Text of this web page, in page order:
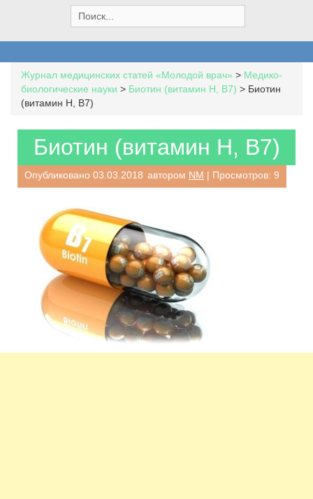
e
a
h
f
o
Журнал медицинских статей «Молодой врач» > Медико-
биологические науки > Биотин (витамин Н, В7) > Биотин
(витамин Н, В7)
Биотин (витамин Н, В7)
Опубликовано 03.03.2018 автором NM | Просмотров: 9